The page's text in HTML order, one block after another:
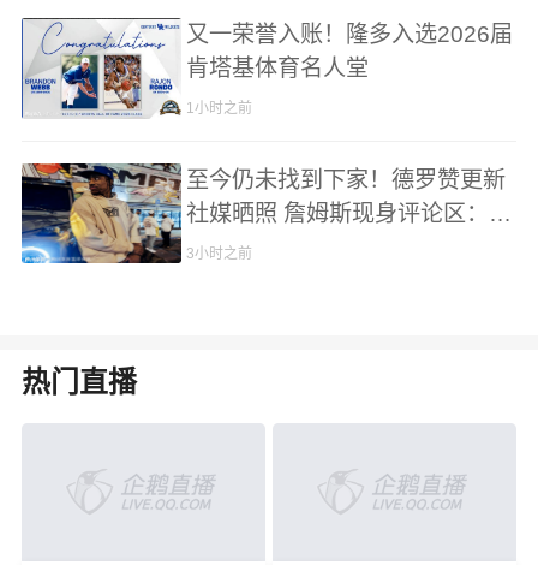
又一荣誉入账！隆多入选2026届
肯塔基体育名人堂
1小时之前
至今仍未找到下家！德罗赞更新
社媒晒照 詹姆斯现身评论区：我
的兄弟
3小时之前
热门直播